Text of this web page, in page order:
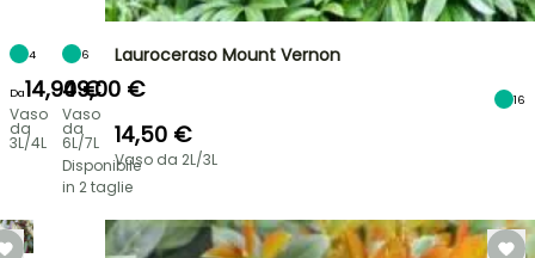
4
Da14,90 €
Vaso
da
3L/4L
6
49,00 €
Vaso
da
6L/7L
Disponibile
in 2 taglie
Lauroceraso Mount Vernon
16
14,50 €
Vaso da 2L/3L